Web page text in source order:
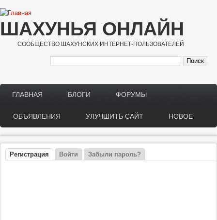
Перейти к основному содержанию
ШАХУНЬЯ ОНЛАЙН
СООБЩЕСТВО ШАХУНСКИХ ИНТЕРНЕТ-ПОЛЬЗОВАТЕЛЕЙ
Main menu
ГЛАВНАЯ БЛОГИ ФОРУМЫ
ОБЪЯВЛЕНИЯ УЛУЧШИТЬ САЙТ НОВОЕ
Главные вкладки
Регистрация (активная вкладка)
Войти Забыли пароль?